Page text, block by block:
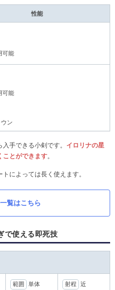
性能
可能
可能
ン
手できる小剣です。 イロリナの星
ことができます。
によっては長く使えます。
覧はこちら
で使える即死技
範囲 単体 射程 近